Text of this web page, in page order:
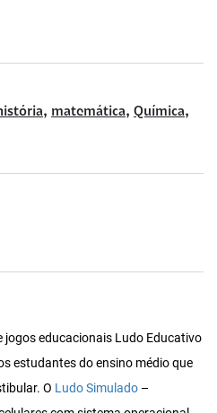
, matemática, Química,
jogos educacionais Ludo Educativo
estudantes do ensino médio que
O Ludo Simulado –